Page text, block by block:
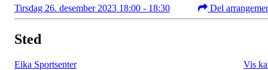
Tirsdag 26. desember 2023 18:00 - 18:30 Del
Sted
Eika Sportsenter Vis